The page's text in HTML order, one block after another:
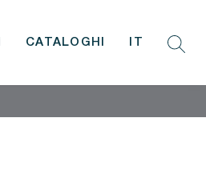
CATALOGHI